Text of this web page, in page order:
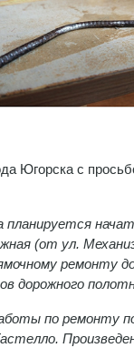
Югорска с
(от ул.
ремонту
дорожного
по ремонту